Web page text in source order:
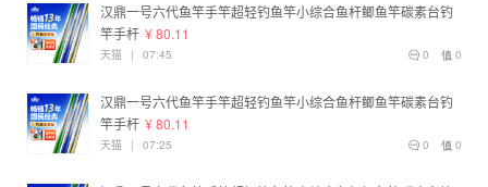
汉鼎一号六代鱼竿手竿超轻钓鱼竿小综合鱼杆鲫鱼竿碳素台钓
竿手杆 ¥ 80.11
0
0
天猫 | 07:45
汉鼎一号六代鱼竿手竿超轻钓鱼竿小综合鱼杆鲫鱼竿碳素台钓
竿手杆 ¥ 80.11
0
0
天猫 | 07:25